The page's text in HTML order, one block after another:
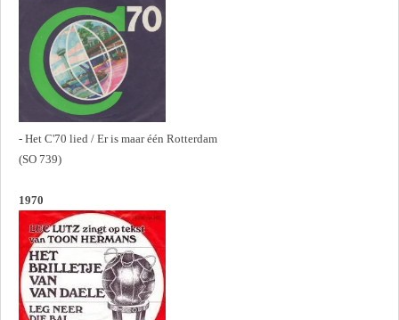
- Het C'70 lied / Er is maar één Rotterdam
(SO 739)
1970